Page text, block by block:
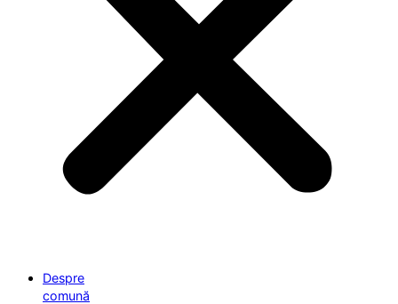
Despre
comună